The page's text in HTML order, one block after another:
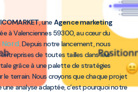
, une Agence marketing
à Valenciennes 59300, au cœur du
Nord . Depuis notre lancement, nous
de toutes tailles dans leur
grâce à une palette de stratégies
le terrain. Nous croyons que chaque projet
analyse adaptée, c’est pourquoi notre